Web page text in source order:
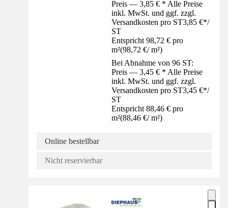
Preis — 3,85 € * Alle Preise
inkl. MwSt. und ggf. zzgl.
Versandkosten pro ST3,85 €*/
ST
Entspricht 98,72 € pro
m²(98,72 €/ m²)
Bei Abnahme von 96 ST:
Preis — 3,45 € * Alle Preise
inkl. MwSt. und ggf. zzgl.
Versandkosten pro ST3,45 €*/
ST
Entspricht 88,46 € pro
m²(88,46 €/ m²)
Online bestellbar
Nicht reservierbar